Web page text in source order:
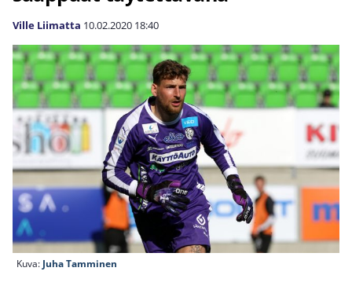
Ville Liimatta 10.02.2020 18:40
Kuva: Juha Tamminen